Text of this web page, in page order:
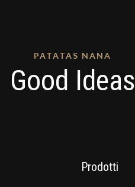
PATATAS NANA
Good Ideas
Prodotti